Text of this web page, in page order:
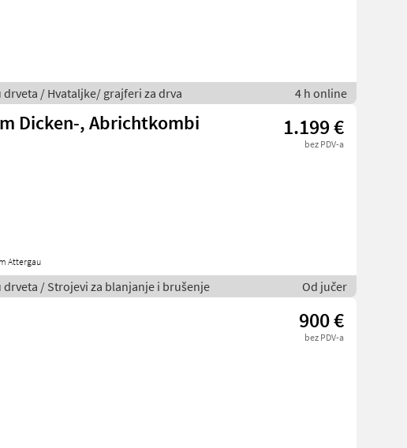
/ Hvataljke/ grajferi za drva 4 h online
Dicken-, Abrichtkombi 1.199 €
bez PDV-a
Attergau
/ Strojevi za blanjanje i brušenje Od jučer
900 €
bez PDV-a